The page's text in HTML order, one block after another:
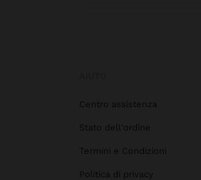
Centro assistenza
Stato dell'ordine
Termini e Condizioni
Politica di privacy